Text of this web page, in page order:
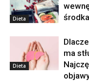
Dieta
Dieta
ma